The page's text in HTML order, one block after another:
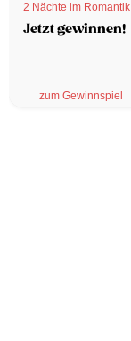
2 Nächte im Romantik
Hotel
Jetzt gewinnen!
zum Gewinnspiel